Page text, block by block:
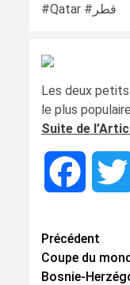
#Qatar #قطر
Les deux
le plus
Suite de
Précédent
Coupe du
Bosnie-